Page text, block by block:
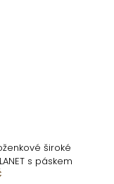
široké
s páskem